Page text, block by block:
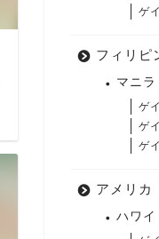
ゲ
フィリピ
マニラ
ゲ
ゲ
ゲ
アメリカ
ハワイ